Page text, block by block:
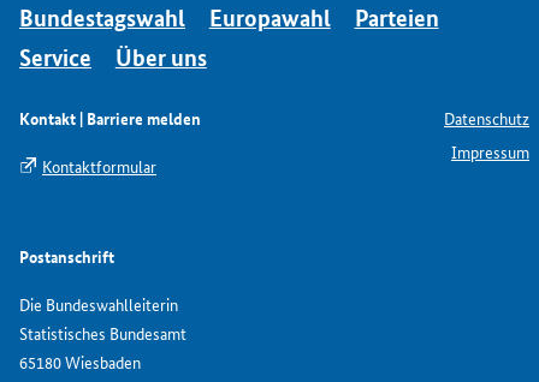
Bundestagswahl Europawahl
Parteien
Service
Über uns
Kontakt | Barriere melden
Kontaktformular
Postanschrift
Die Bundeswahlleiterin
Statistisches Bundesamt
65180 Wiesbaden
Datenschutz
Impressum